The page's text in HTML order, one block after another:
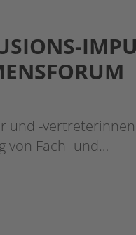
und -
von Fach- und…